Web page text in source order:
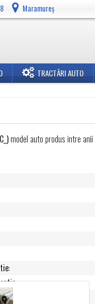
Maramureș
TRACTĂRI AUTO
model auto produs intre anii
:
: